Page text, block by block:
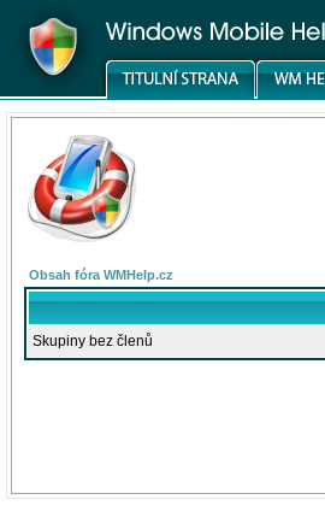
Obsah fóra WMHelp.cz
Skupiny bez členů